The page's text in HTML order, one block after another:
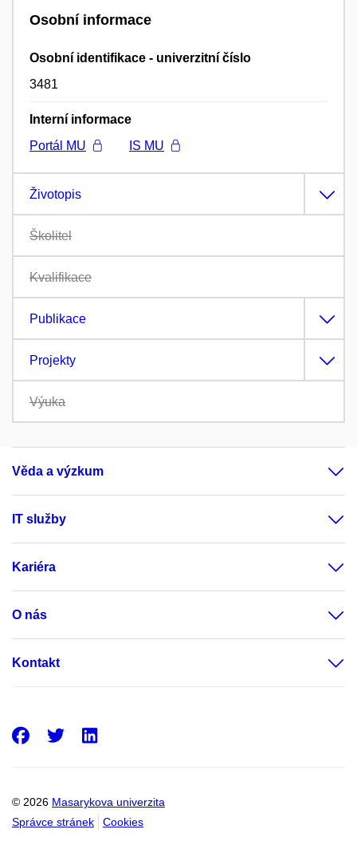
Osobní informace
Osobní identifikace - univerzitní číslo
3481
Interní informace
Portál MU
IS MU
Životopis
Školitel
Kvalifikace
Publikace
Projekty
Výuka
Věda a výzkum
IT služby
Kariéra
O nás
Kontakt
© 2026 Masarykova univerzita
Správce stránek
Cookies
Facebook
Twitter